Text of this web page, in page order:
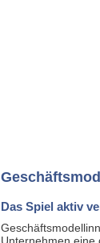
Das Spiel aktiv